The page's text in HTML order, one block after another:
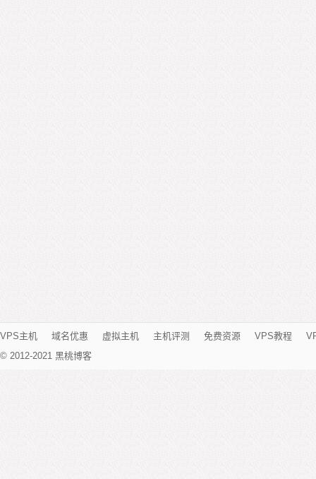
VPS主机 域名优惠 虚拟主机 主机评测 免费资源 VPS教程
© 2012-2021 黑桃博客